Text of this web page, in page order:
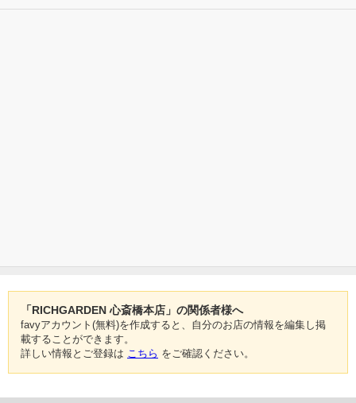
「RICHGARDEN 心斎橋本店」の関係者様へ
favyアカウント(無料)を作成すると、自分のお店の情報を編集し掲
載することができます。
詳しい情報とご登録は こちら をご確認ください。